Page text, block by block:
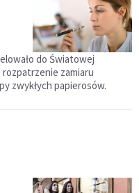
do Światowej
zamiaru
zwykłych papierosów.